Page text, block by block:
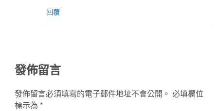
回覆
發佈留言
發佈留言必須填寫的電子郵件地址不會公開。 必填欄位
標示為 *